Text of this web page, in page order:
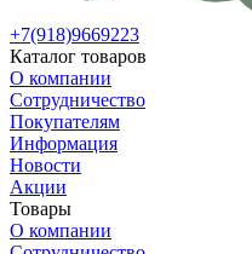
+7(918)9669223
Каталог товаров
О компании
Сотрудничество
Покупателям
Информация
Новости
Акции
Товары
О компании